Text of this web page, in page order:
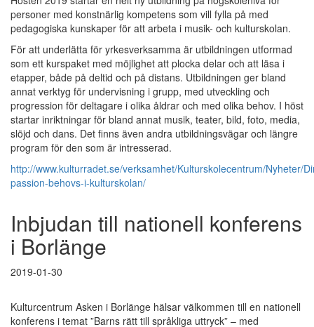
personer med konstnärlig kompetens som vill fylla på med
pedagogiska kunskaper för att arbeta i musik- och kulturskolan.
För att underlätta för yrkesverksamma är utbildningen utformad
som ett kurspaket med möjlighet att plocka delar och att läsa i
etapper, både på deltid och på distans. Utbildningen ger bland
annat verktyg för undervisning i grupp, med utveckling och
progression för deltagare i olika åldrar och med olika behov. I höst
startar inriktningar för bland annat musik, teater, bild, foto, media,
slöjd och dans. Det finns även andra utbildningsvägar och längre
program för den som är intresserad.
http://www.kulturradet.se/verksamhet/Kulturskolecentrum/Nyheter/
passion-behovs-i-kulturskolan/
Inbjudan till nationell konferens
i Borlänge
2019-01-30
Kulturcentrum Asken i Borlänge hälsar välkommen till en nationell
konferens i temat ”Barns rätt till språkliga uttryck” – med